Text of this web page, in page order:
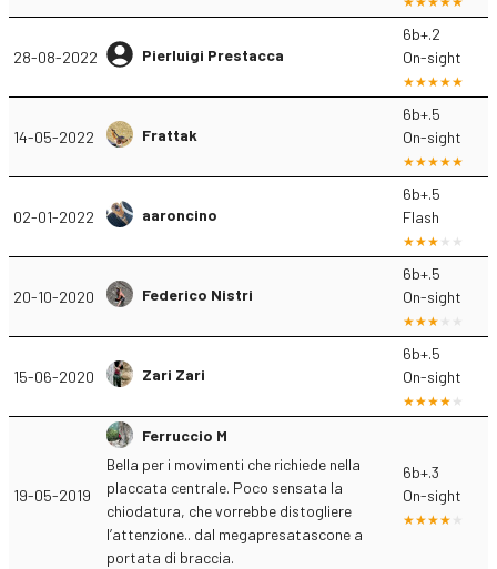
28-08-2022 Pierluigi Prestacca
6b+.2
On-sight
14-05-2022 Frattak
6b+.5
On-sight
02-01-2022 aaroncino
6b+.5
Flash
20-10-2020 Federico Nistri
6b+.5
On-sight
15-06-2020 Zari Zari
6b+.5
On-sight
19-05-2019
Ferruccio M
Bella per i movimenti che richiede nella
placcata centrale. Poco sensata la
chiodatura, che vorrebbe distogliere
l’attenzione.. dal megapresatascone a
portata di braccia.
6b+.3
On-sight